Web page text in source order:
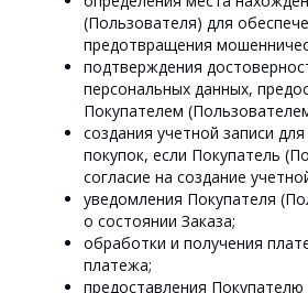
(Пользователя) для
предотвращения
подтверждения
персональных данных,
Покупателем
создания учетной записи
покупок, если Покупатель
согласие на создание
уведомления Покупателя
о состоянии Заказа;
обработки и получения
платежа;
предоставления